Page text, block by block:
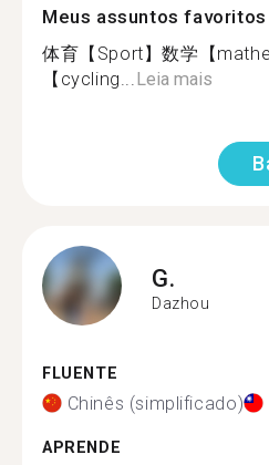
Meus assuntos favoritos
体育【Sport】数学【
【cycling...Leia mais
G.
Dazhou
FLUENTE
Chinês (simplificado)
APRENDE